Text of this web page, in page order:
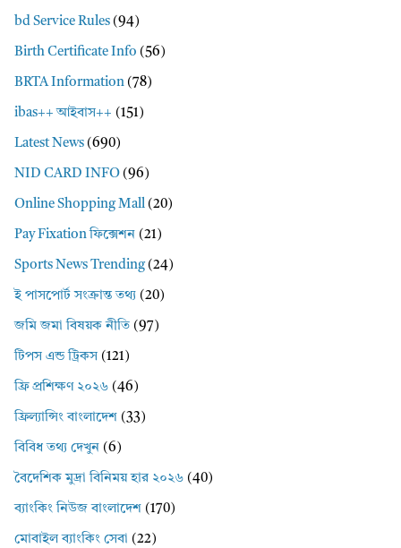
bd Service Rules (94)
Birth Certificate Info (56)
BRTA Information (78)
ibas++ আইবাস++ (151)
Latest News (690)
NID CARD INFO (96)
Online Shopping Mall (20)
Pay Fixation ফিক্সেশন (21)
Sports News Trending(24)
ই পাসপোর্ট সংক্রান্ত তথ্য (20)
জমি জমা বিষয়ক নীতি (97)
টিপস এন্ড ট্রিকস (121)
ফ্রি প্রশিক্ষণ ২০২৬ (46)
ফ্রিল্যান্সিং বাংলাদেশ (33)
বিবিধ তথ্য দেখুন (6)
বৈদেশিক মুদ্রা বিনিময় হার ২০২৬ (40)
ব্যাংকিং নিউজ বাংলাদেশ (170)
মোবাইল ব্যাংকিং সেবা (22)